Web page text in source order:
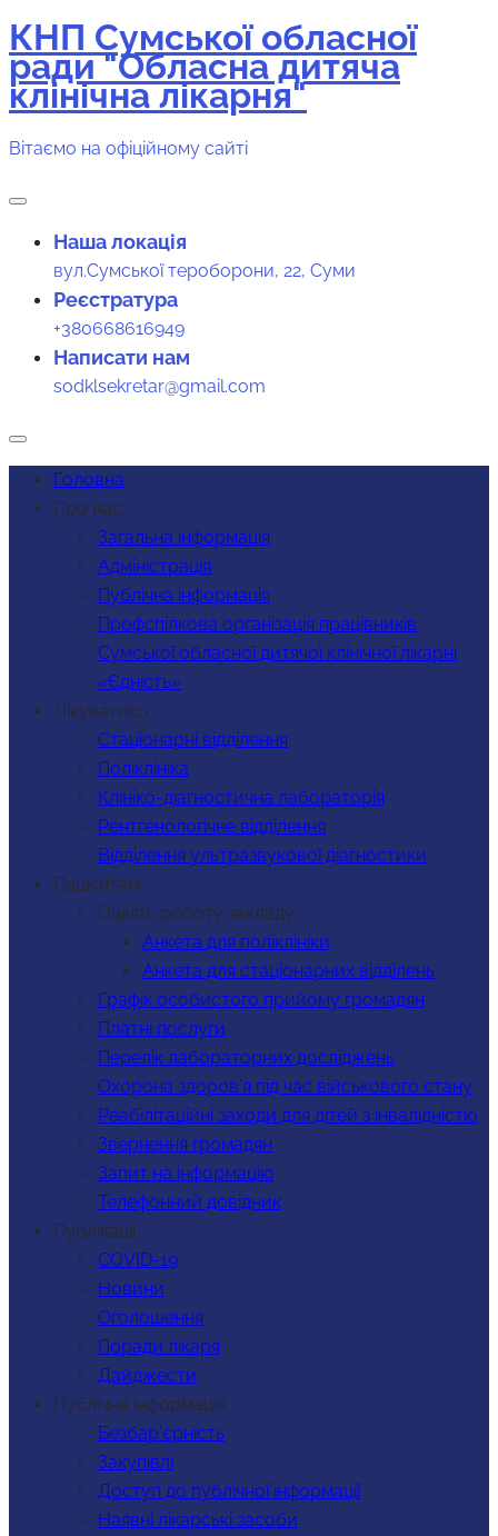
Перейти
до
вмісту
КНП Сумської обласної
ради "Обласна дитяча
клінічна лікарня"
Вітаємо на офіційному сайті
Наша локація
вул.Сумської тероборони, 22, Суми
Реєстратура
+380668616949
Написати нам
sodklsekretar@gmail.com
Головна
Про нас
Загальна інформація
Адміністрація
Публічна інформація
Профспілкова організація працівників
Сумської обласної дитячої клінічної лікарні
«Єдність»
Лікуватись
Стаціонарні відділення
Поліклініка
Клініко-діагностична лабораторія
Рентгенологічне відділення
Відділення ультразвукової діагностики
Пацієнтам
Оцініть роботу закладу
Анкета для поліклініки
Анкета для стаціонарних відділень
Графік особистого прийому громадян
Платні послуги
Перелік лабораторних досліджень
Охорона здоров’я під час військового стану
Реабілітаційні заходи для дітей з інвалідністю
Звернення громадян
Запит на інформацію
Телефонний довідник
Публікації
COVID-19
Новини
Оголошення
Поради лікаря
Дайджести
Публічна інформація
Безбар’єрність
Закупівлі
Доступ до публічної інформації
Наявні лікарські засоби